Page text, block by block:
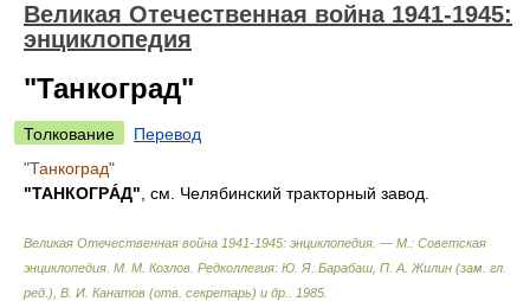
Великая Отечественная война 1941-1945:
энциклопедия
"Танкоград"
Толкование
Перевод
"Танкоград"
"ТАНКОГРÁД" , см. Челябинский тракторный завод.
Великая Отечественная война 1941-1945: энциклопедия. — М.: Советская
энциклопедия М. М. Козлов. Редколлегия: Ю. Я. Барабаш, П. А. Жилин (зам. гл.
ред.), В. И. Канатов (отв. секретарь) и др.
1985